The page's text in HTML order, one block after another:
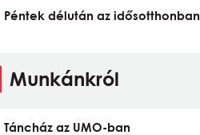
Péntek délután az idősotthonban
Munkánkról
Táncház az UMO-ban